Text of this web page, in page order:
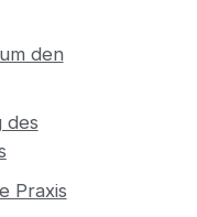
den
des
Praxis